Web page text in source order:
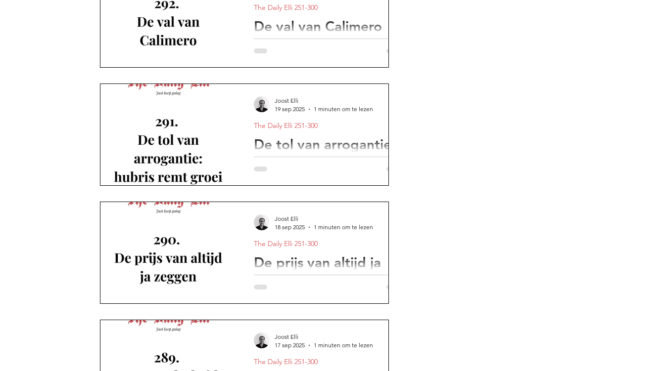
De val van Calimero
Angst is saai.
The Daily Elli 251-300
De tol van arrogantie:
hubris remt groei
The Daily Elli 251-300
Joost Elli
19 sep 2025
1 minuten om te lezen
De prijs van altijd ja
zeggen
heeft momenten nodig van...
The Daily Elli 251-300
Joost Elli
18 sep 2025
1 minuten om te lezen
The Daily Elli 251-300
Joost Elli
17 sep 2025
1 minuten om te lezen